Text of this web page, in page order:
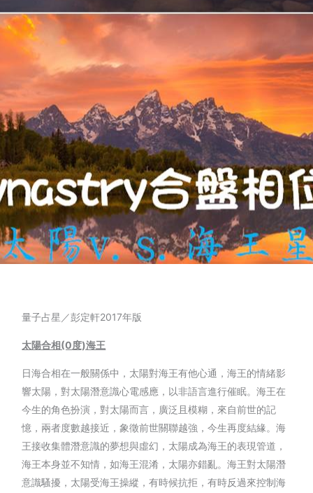
量子占星／彭定軒2017年版
太陽合相(0度)海王
日海合相在一般關係中，太陽對海王有他心通，海王的情緒影
響太陽，對太陽潛意識心電感應，以非語言進行催眠。海王在
今生的角色扮演，對太陽而言，廣泛且模糊，來自前世的記
憶，兩者度數越接近，象徵前世關聯越強，今生再度結緣。海
王接收集體潛意識的夢想與虛幻，太陽成為海王的表現管道，
海王本身並不知情，如海王混淆，太陽亦錯亂。海王對太陽潛
意識騷擾，太陽受海王操縱，有時候抗拒，有時反過來控制海